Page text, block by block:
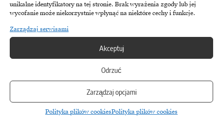
unikalne identyfikatory na tej stronie. Brak wyrażenia zgody lub jej
wycofanie może niekorzystnie wpłynąć na niektóre cechy i funkcje.
Zarządzaj serwisami
Akceptuj
Odrzuć
Zarządzaj opcjami
Polityka plików cookiesPolityka plików cookies
4 popularne modele przepływu towarów stosowane w e-
commerce